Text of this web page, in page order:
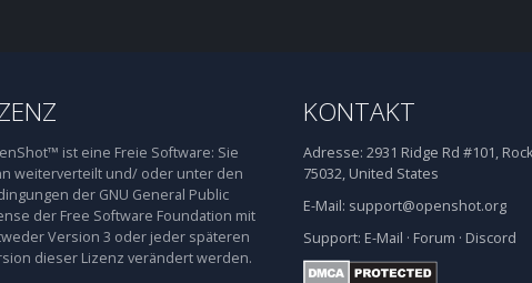
ist eine Freie Software: Sie
weiterverteilt und/ oder unter den
der GNU General Public
der Free Software Foundation mit
Version 3 oder jeder späteren
dieser Lizenz verändert werden.
KONTAKT
Adresse: 2931 Ridge Rd #101,
75032, United States
E-Mail: support@openshot.org
Support: E-Mail · Forum · Discord